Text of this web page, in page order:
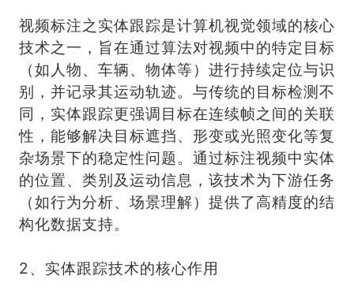
视频标注之实体跟踪是计算机视觉领域的核心
技术之一，旨在通过算法对视频中的特定目标
（如人物、车辆、物体等）进行持续定位与识
别，并记录其运动轨迹。与传统的目标检测不
同，实体跟踪更强调目标在连续帧之间的关联
性，能够解决目标遮挡、形变或光照变化等复
杂场景下的稳定性问题。通过标注视频中实体
的位置、类别及运动信息，该技术为下游任务
（如行为分析、场景理解）提供了高精度的结
构化数据支持。
2、实体跟踪技术的核心作用